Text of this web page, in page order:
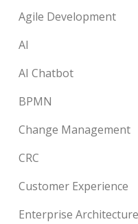
Agile Development
AI
AI Chatbot
BPMN
Change Management
CRC
Customer Experience
Enterprise Architecture